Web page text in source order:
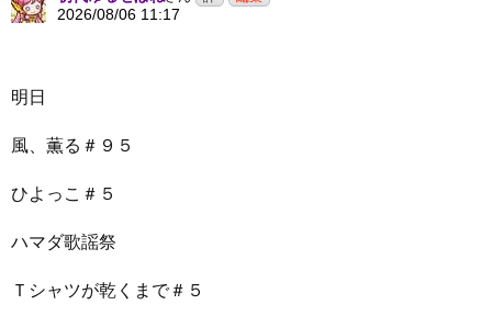
2026/08/06 11:17
明日
風、薫る＃９５
ひよっこ＃５
ハマダ歌謡祭
Ｔシャツが乾くまで＃５